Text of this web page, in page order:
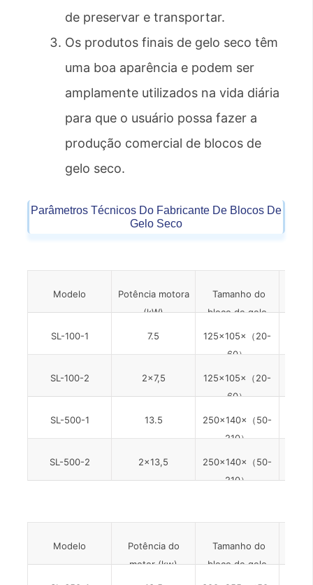
de preservar e transportar.
Os produtos finais de gelo seco têm
uma boa aparência e podem ser
amplamente utilizados na vida diária
para que o usuário possa fazer a
produção comercial de blocos de
gelo seco.
Parâmetros Técnicos Do Fabricante De Blocos De
Gelo Seco
Modelo
SL-100-1
SL-100-2
SL-500-1
SL-500-2
Potência motora
(kW)
7.5
2×7,5
13.5
2×13,5
Tamanho do
bloco de gelo
seco (mm)
125×105×（20-
60）
125×105×（20-
60）
250×140×（50-
210）
250×140×（50-
210）
Modelo
Potência do
motor (kw)
Tamanho do
bloco de gelo
seco (mm)